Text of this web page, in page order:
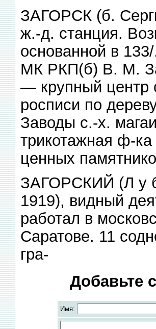
ЗАГОРСК (б.
ж.-д. станция.
основанной в
МК РКП(б) В. М.
— крупный центр
росписи по
Заводы с.-х.
трикотажная ф-
ценных
ЗАГОРСКИЙ (Л у
1919), видный
работал в
Саратове. 11
гра-
Добавьте
Имя: